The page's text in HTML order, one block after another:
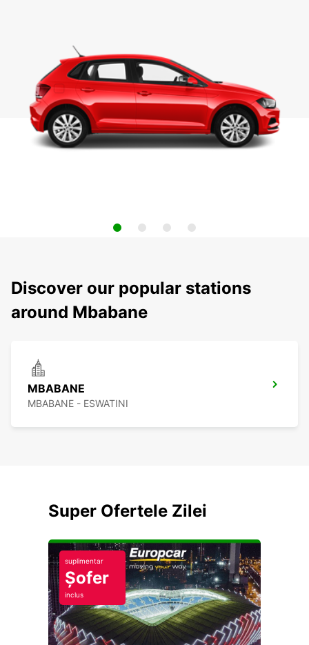
Discover our popular stations
around Mbabane
MBABANE
MBABANE - ESWATINI
Super Ofertele Zilei
suplimentar
Șofer
inclus